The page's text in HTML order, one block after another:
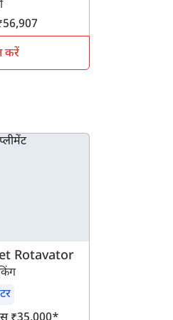
करें
Rotavator